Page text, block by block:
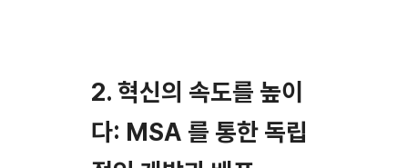
2. 혁신의 속도를 높이
다: MSA 를 통한 독립